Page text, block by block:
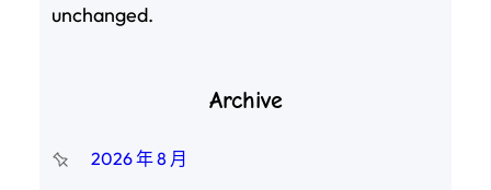
unchanged.
Archive
2026 年 8 月